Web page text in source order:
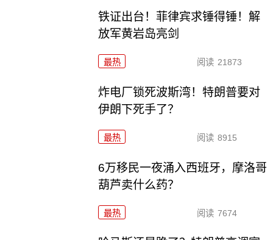
铁证出台！菲律宾求锤得锤！解
放军黄岩岛亮剑
最热 阅读 21873
炸电厂锁死波斯湾！特朗普要对
伊朗下死手了？
最热 阅读 8915
6万移民一夜涌入西班牙，摩洛哥
葫芦卖什么药？
最热 阅读 7674